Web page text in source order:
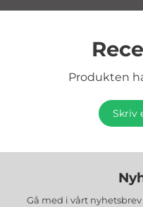
Produkten
Skriv
Gå med i vårt